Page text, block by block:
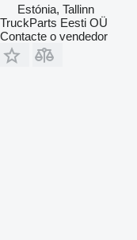
Estónia, Tallinn
TruckParts Eesti OÜ
Contacte o vendedor